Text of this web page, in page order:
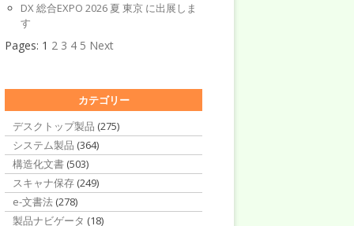
DX 総合EXPO 2026 夏 東京 に出展しま
す
Pages: 1 2 3 4 5 Next
カテゴリー
デスクトップ製品 (275)
システム製品 (364)
構造化文書 (503)
スキャナ保存 (249)
e-文書法 (278)
製品ナビゲータ (18)